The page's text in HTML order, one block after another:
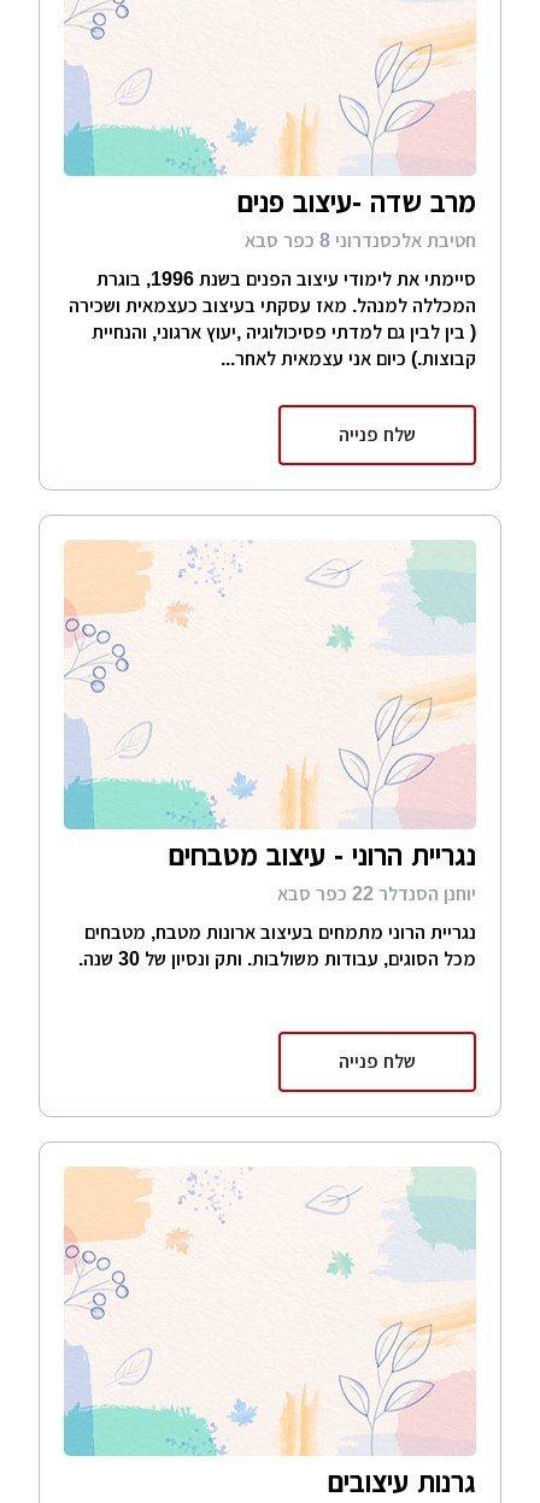
מרב שדה -עיצוב פנים
חטיבת אלכסנדרוני 8 כפר סבא
סיימתי את לימודי עיצוב הפנים בשנת 1996, בוגרת
המכללה למנהל. מאז עסקתי בעיצוב כעצמאית ושכירה
( בין לבין גם למדתי פסיכולוגיה ,יעוץ ארגוני, והנחיית
קבוצות.) כיום אני עצמאית לאחר...
שלח פנייה
נגריית הרוני - עיצוב מטבחים
יוחנן הסנדלר 22 כפר סבא
נגריית הרוני מתמחים בעיצוב ארונות מטבח, מטבחים
מכל הסוגים, עבודות משולבות. ותק ונסיון של 30 שנה.
שלח פנייה
גרנות עיצובים